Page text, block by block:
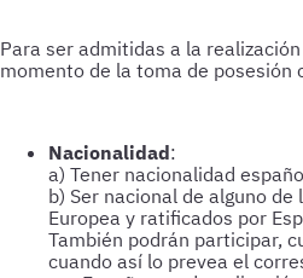
Para ser admitidas a la
momento de la toma de
Nacionalidad:
a) Tener nacionalidad
b) Ser nacional de alguno
Europea y ratificados por
También podrán participar,
cuando así lo prevea el